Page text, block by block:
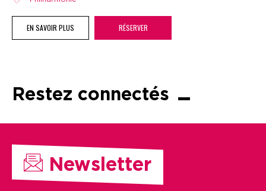
EN SAVOIR PLUS RÉSERVER
Restez connectés
Newsletter